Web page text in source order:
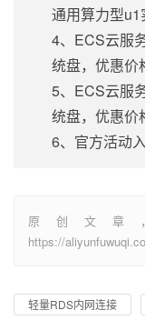
通用算力型u1
4、ECS云服
统盘，优惠价
5、ECS云服
统盘，优惠价
6、官方活动
原创文章
https://
轻量RDS内网连接